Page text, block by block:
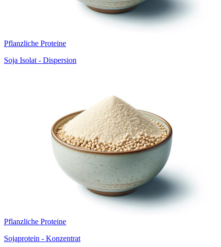
Pflanzliche Proteine
Soja Isolat - Dispersion
Pflanzliche Proteine
Sojaprotein - Konzentrat